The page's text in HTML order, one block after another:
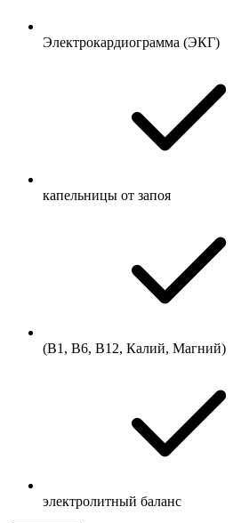
Электрокардиограмма (ЭКГ)
капельницы от запоя
(В1, В6, В12, Калий, Магний)
электролитный баланс